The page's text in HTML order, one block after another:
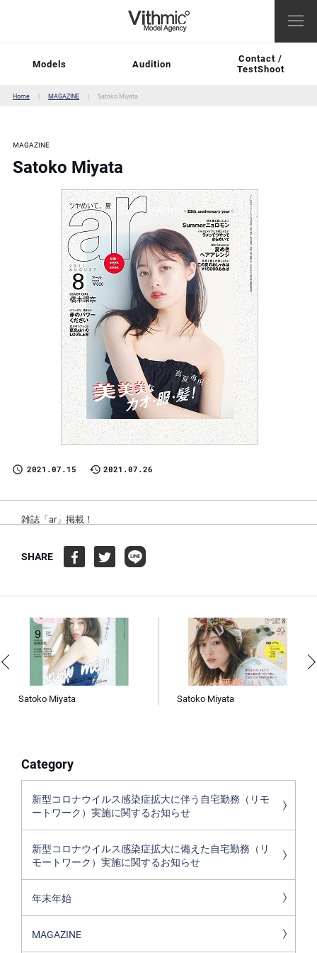
Models Audition
Contact /
TestShoot
Home MAGAZINE Satoko Miyata
MAGAZINE
Satoko Miyata
2021.07.15 2021.07.26
雑誌「ar」掲載！
SHARE
Satoko Miyata Satoko Miyata
Category
新型コロナウイルス感染症拡大に伴う自宅勤務（リモ
ートワーク）実施に関するお知らせ
新型コロナウイルス感染症拡大に備えた自宅勤務（リ
モートワーク）実施に関するお知らせ
年末年始
MAGAZINE